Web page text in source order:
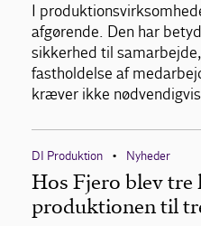
I
afgørende. Den har
sikkerhed til
fastholdelse af
kræver ikke
DI Produktion • Nyheder
Hos Fjero blev tre
produktionen til